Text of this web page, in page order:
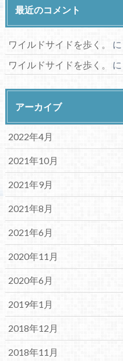
最近のコメント
ワイルドサイドを歩く。 に
ワイルドサイドを歩く。
に
アーカイブ
2022年4月
2021年10月
2021年9月
2021年8月
2021年6月
2020年11月
2020年6月
2019年1月
2018年12月
2018年11月